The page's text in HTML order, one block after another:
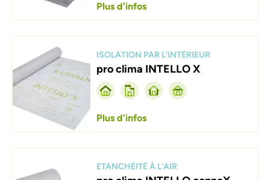
Plus d'infos
ISOLATION PAR L'INTÉRIEUR
pro clima INTELLO X
Plus d'infos
ETANCHÉITÉ À L'AIR